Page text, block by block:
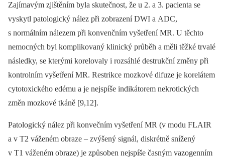
Zajímavým zjištěním byla skutečnost, že u 2. a 3. pacienta se
vyskytl patologický nález při zobrazení DWI a ADC,
s normálním nálezem při konvenčním vyšetření MR. U těchto
nemocných byl komplikovaný klinický průběh a měli těžké trvalé
následky, se kterými korelovaly i rozsáhlé destrukční změny při
kontrolním vyšetření MR. Restrikce mozkové difuze je korelátem
cytotoxického edému a je nejspíše indikátorem nekrotických
změn mozkové tkáně [9,12].
Patologický nález při konvečním vyšetření MR (v modu FLAIR
a v T2 váženém obraze –⁠ zvýšený signál, diskrétně snížený
v T1 váženém obraze) je způsoben nejspíše časným vazogenním